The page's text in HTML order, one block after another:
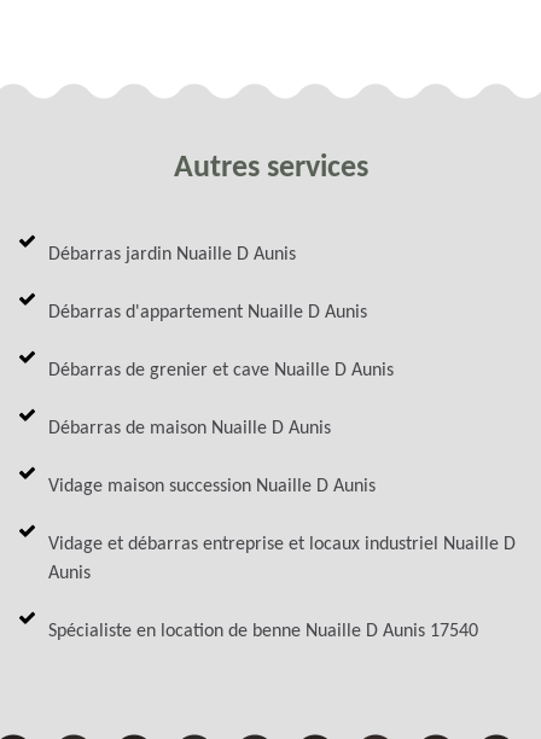
Autres services
Débarras jardin Nuaille D Aunis
Débarras d'appartement Nuaille D Aunis
Débarras de grenier et cave Nuaille D Aunis
Débarras de maison Nuaille D Aunis
Vidage maison succession Nuaille D Aunis
Vidage et débarras entreprise et locaux industriel Nuaille D
Aunis
Spécialiste en location de benne Nuaille D Aunis 17540